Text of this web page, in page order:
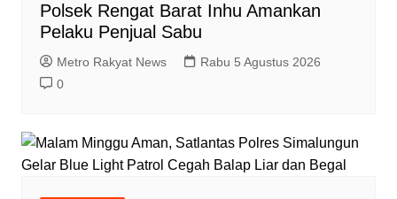
Polsek Rengat Barat Inhu Amankan
Pelaku Penjual Sabu
Metro Rakyat News
Rabu 5 Agustus 2026
0